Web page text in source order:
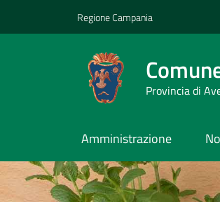
Regione Campania
Provincia di
Amministrazione